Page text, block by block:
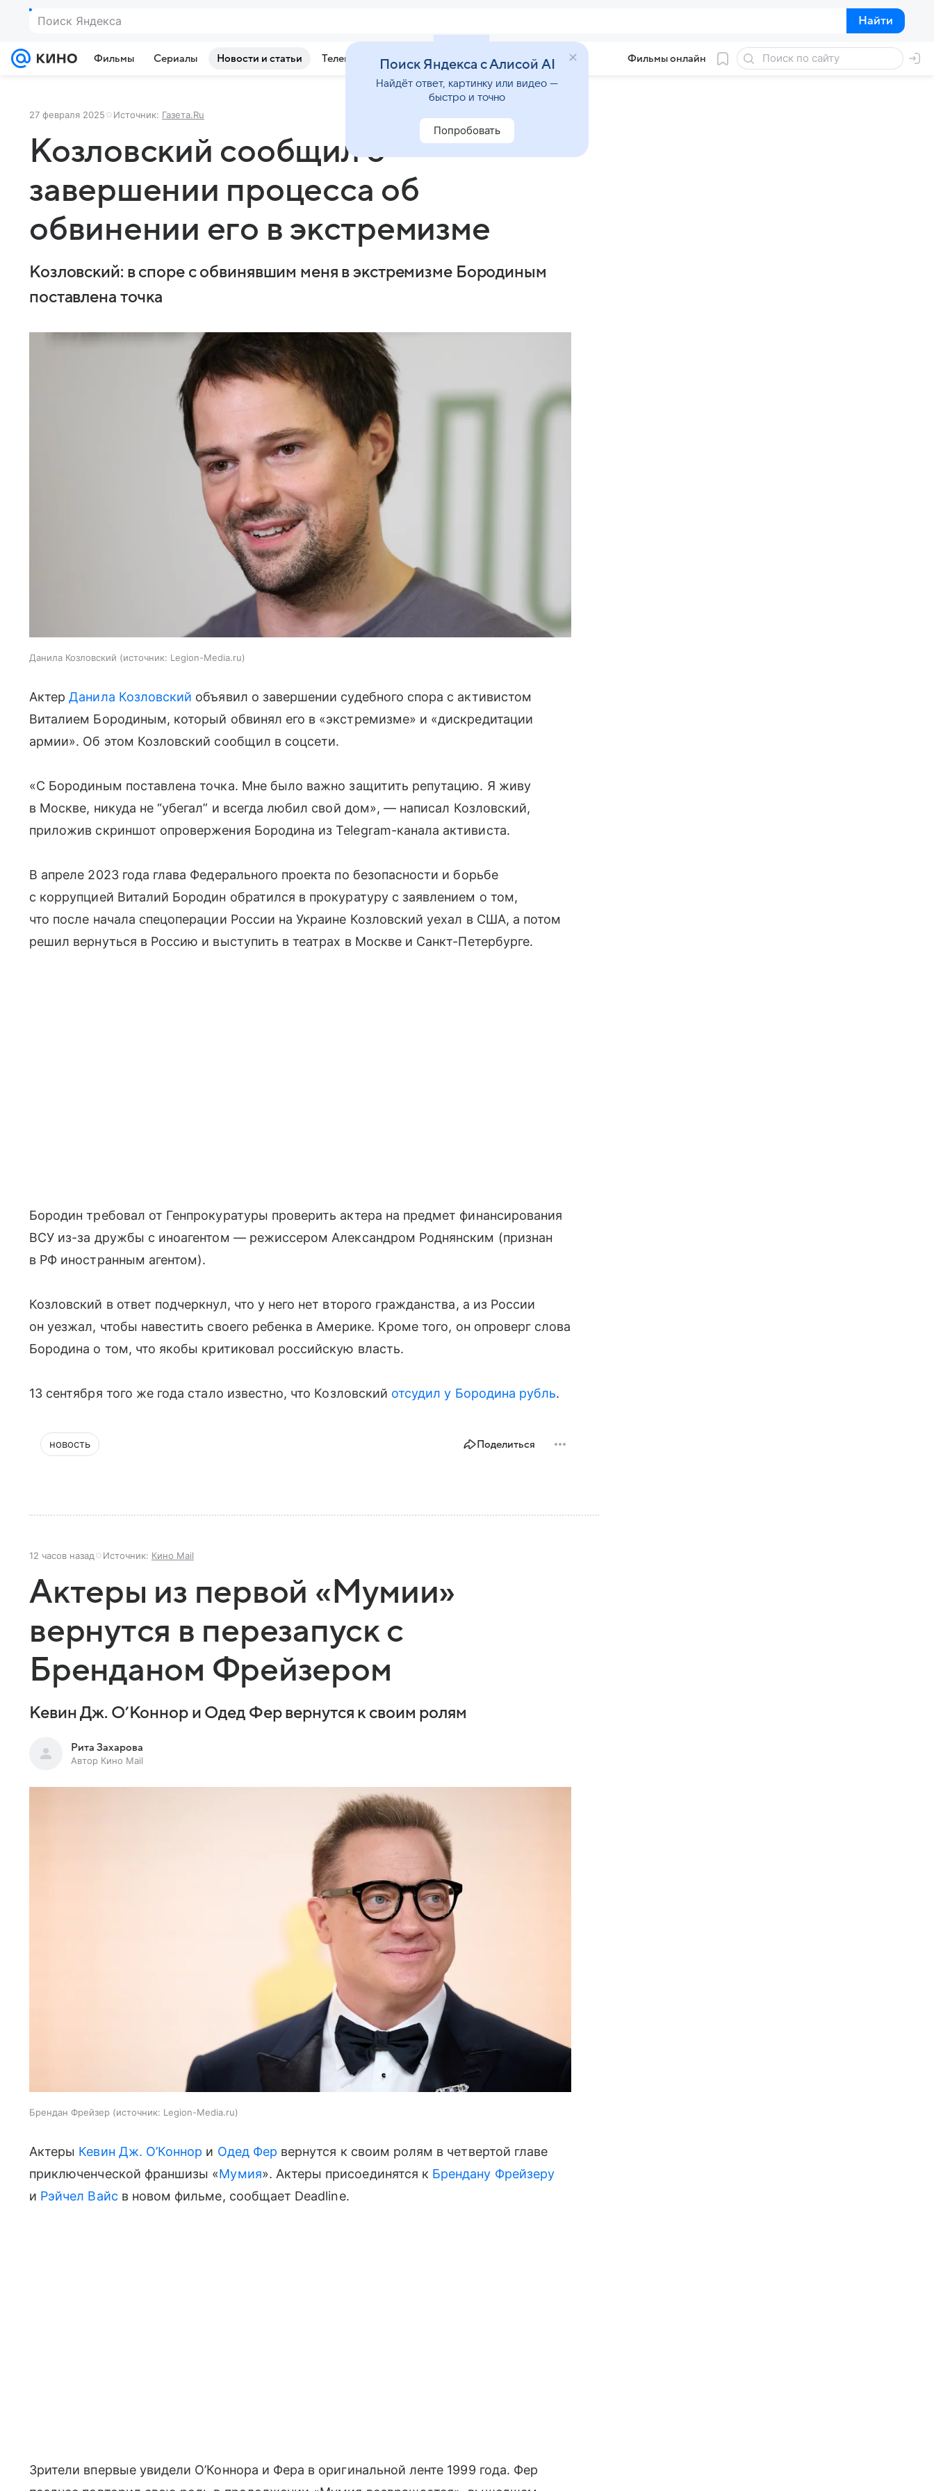
Найти
Найти
Фильмы Сериалы Новости и статьи Телепрограмма Звезды Фильмы онлайн
27 февраля 2025 Источник: Газета.Ru
Козловский сообщил о
завершении процесса об
обвинении его в экстремизме
Козловский: в споре с обвинявшим меня в экстремизме Бородиным
поставлена точка
Данила Козловский источник: Legion-Media.ru
АктерДанила Козловский объявил о завершении судебного спора с активистом
Виталием Бородиным, который обвинял его в «экстремизме» и «дискредитации
армии». Об этом Козловский сообщил в соцсети.
«С Бородиным поставлена точка. Мне было важно защитить репутацию. Я живу
в Москве, никуда не “убегал” и всегда любил свой дом», — написал Козловский,
приложив скриншот опровержения Бородина из Telegram-канала активиста.
В апреле 2023 года глава Федерального проекта по безопасности и борьбе
с коррупцией Виталий Бородин обратился в прокуратуру с заявлением о том,
что после начала спецоперации России на Украине Козловский уехал в США, а потом
решил вернуться в Россию и выступить в театрах в Москве и Санкт-Петербурге.
Бородин требовал от Генпрокуратуры проверить актера на предмет финансирования
ВСУ из-за дружбы с иноагентом — режиссером Александром Роднянским (признан
в РФ иностранным агентом).
Козловский в ответ подчеркнул, что у него нет второго гражданства, а из России
он уезжал, чтобы навестить своего ребенка в Америке. Кроме того, он опроверг слова
Бородина о том, что якобы критиковал российскую власть.
13 сентября того же года стало известно, что Козловский отсудил у Бородина рубль.
новость Поделиться
12 часов назад Источник: Кино Mail
Актеры из первой «Мумии»
вернутся в перезапуск с
Бренданом Фрейзером
Кевин Дж. О’Коннор и Одед Фер вернутся к своим ролям
Рита Захарова
Автор Кино Mail
Брендан Фрейзер источник: Legion-Media.ru
Актеры Кевин Дж. О’Коннор и Одед Фер вернутся к своим ролям в четвертой главе
приключенческой франшизы «Мумия». Актеры присоединятся к Брендану Фрейзеру
и Рэйчел Вайс в новом фильме, сообщает Deadline.
Зрители впервые увидели О’Коннора и Фера в оригинальной ленте 1999 года. Фер
Поиск Яндекса с Алисой AI
Найдёт ответ, картинку или видео —
быстро и точно
Попробовать